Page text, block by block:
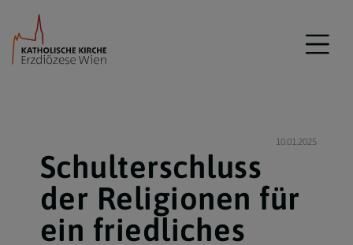
10.01.2025
Schulterschluss
der Religionen für
ein friedliches